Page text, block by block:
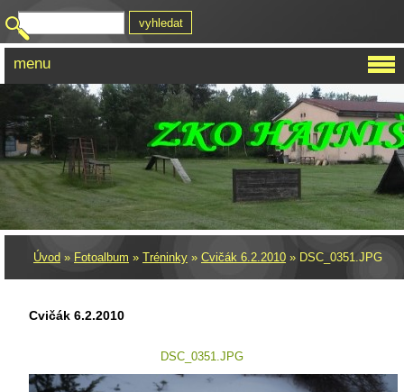
Úvod » Fotoalbum » Tréninky » Cvičák 6.2.2010 » DSC_0351.JPG
Cvičák 6.2.2010
DSC_0351.JPG
menu